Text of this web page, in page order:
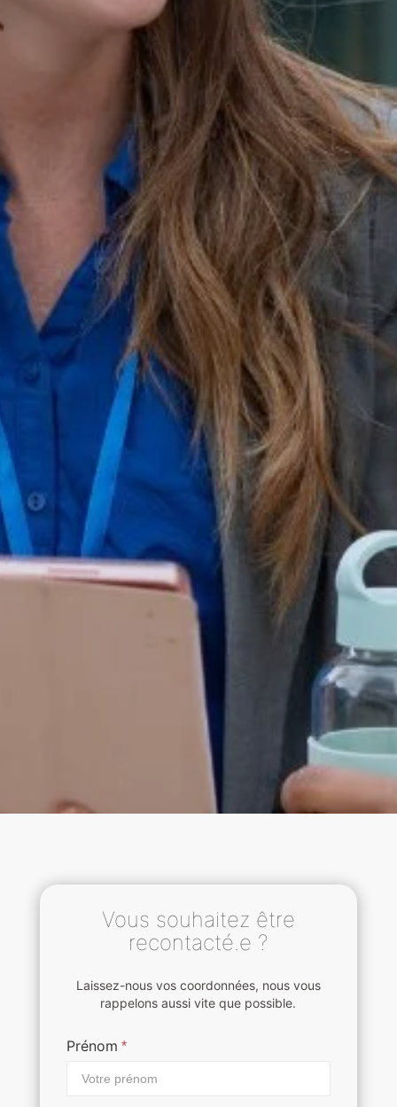
Vous souhaitez être
recontacté.e ?
Laissez-nous vos coordonnées, nous vous
rappelons aussi vite que possible.
Prénom *